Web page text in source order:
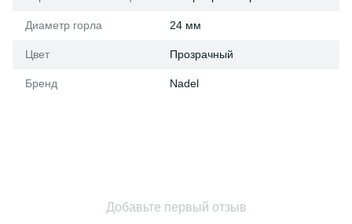
Диаметр горла 24 мм
Цвет Прозрачный
Бренд Nadel
Добавьте первый отзыв